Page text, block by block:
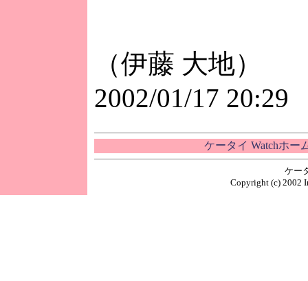
（伊藤 大地）
2002/01/17 20:29
ケータイ Watchホー
ケー
Copyright (c) 2002